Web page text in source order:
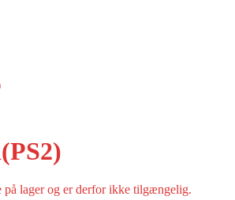
på lager og er derfor ikke tilgængelig.